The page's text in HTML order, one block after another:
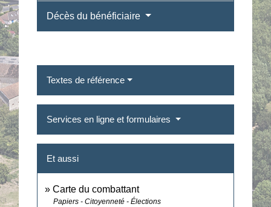
Décès du bénéficiaire
Textes de référence
Services en ligne et formulaires
Et aussi
Carte du combattant
Papiers - Citoyenneté - Élections